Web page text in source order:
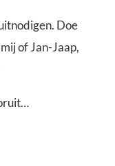
Doe
of Jan-Jaap,